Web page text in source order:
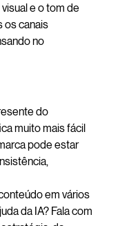
e o tom de
os canais
no
do
muito mais fácil
pode estar
em vários
da IA? Fala com